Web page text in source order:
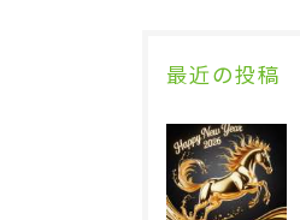
最近の投稿